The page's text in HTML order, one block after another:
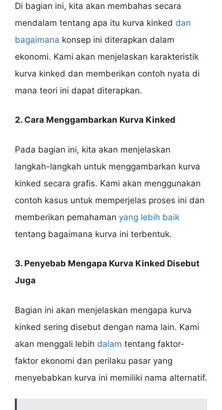
Di bagian ini, kita akan membahas secara
mendalam tentang apa itu kurva kinked dan
bagaimana konsep ini diterapkan dalam
ekonomi. Kami akan menjelaskan karakteristik
kurva kinked dan memberikan contoh nyata di
mana teori ini dapat diterapkan.
2. Cara Menggambarkan Kurva Kinked
Pada bagian ini, kita akan menjelaskan
langkah-langkah untuk menggambarkan kurva
kinked secara grafis. Kami akan menggunakan
contoh kasus untuk memperjelas proses ini dan
memberikan pemahaman yang lebih baik
tentang bagaimana kurva ini terbentuk.
3. Penyebab Mengapa Kurva Kinked Disebut
Juga
Bagian ini akan menjelaskan mengapa kurva
kinked sering disebut dengan nama lain. Kami
akan menggali lebih dalam tentang faktor-
faktor ekonomi dan perilaku pasar yang
menyebabkan kurva ini memiliki nama alternatif.